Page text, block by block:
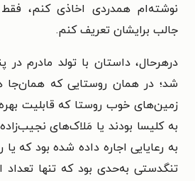
نوشته‌ام همدردی اخاذی کنم،
جالب برایشان تعریف کنم.
درهرحال، داستان با تولد مادرم
شد؛ در همان روستایی که همان‌جا
زمین‌های خوب روستا که قابلیت
به کلیسا بودند یا مَلاک‌های
به رعایایی اجاره داده شده بود که یا
تنگدستی به‌حدی بود که تنها